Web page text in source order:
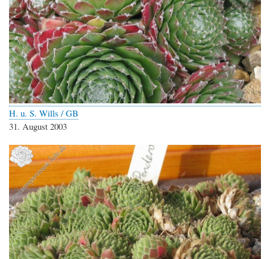
H. u. S. Wills / GB
31. August 2003